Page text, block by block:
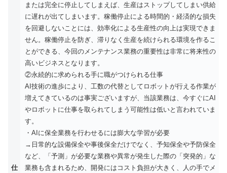
仕
または完全に停止してしまえば、生産はストップしてしまい供給
に遅れが出てしまいます。稼働停止による時間的・経済的な損失
を回避しないことには、効率化による生産性の向上は実現できま
せん。稼働停止を防ぎ、滞りなく生産を続けられる環境を作るこ
とができる、今回のメンテナンス業務の重要性は非常に将来性の
高いビジネスとなります。
②永続的に求められる手に職がつけられる仕事
AI技術の進歩により、工数の代替としてロボットが行える作業が
増えてきているのは事実ございますが、当該業務は、今すぐにAI
やロボットに仕事を取られてしまう可能性は低いと言われていま
す。
・AIに保全業務を行わせるには膨大な学習が必要
→日常的な設備保全や事後保全だけでなく、予知保全や予防保全
など、「予測」が必要な業務や異常が発生した際の「突発的」な
業務も含まれるため、開発にはコスト負担が大きく、人の手でメ